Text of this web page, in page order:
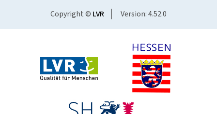
Copyright © LVR Version: 4.52.0